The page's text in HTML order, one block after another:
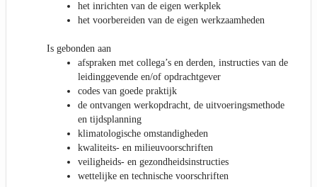
het inrichten van de eigen werkplek
het voorbereiden van de eigen werkzaamheden
Is gebonden aan
afspraken met collega’s en derden, instructies van de
leidinggevende en/of opdrachtgever
codes van goede praktijk
de ontvangen werkopdracht, de uitvoeringsmethode
en tijdsplanning
klimatologische omstandigheden
kwaliteits- en milieuvoorschriften
veiligheids- en gezondheidsinstructies
wettelijke en technische voorschriften